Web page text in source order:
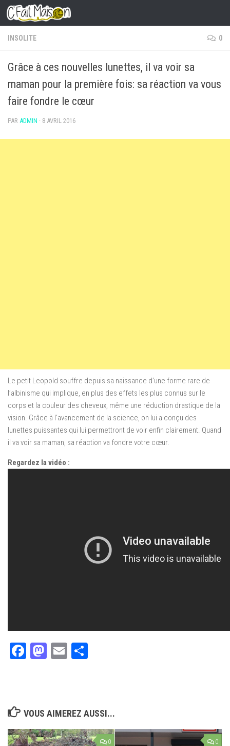
Skip to content
INSOLITE 0
Grâce à ces nouvelles lunettes, il va voir sa
maman pour la première fois: sa réaction va vous
faire fondre le cœur
PAR ADMIN · 8 AVRIL 2016
Le petit Leopold souffre depuis sa naissance d’une forme rare de
l’albinisme qui implique, en plus des effets les plus connus sur le
corps et la couleur des cheveux, même une réduction drastique de la
vision. Grâce à l’avancement de la science, on lui a conçu des
lunettes puissantes qui lui permettront de voir enfin clairement. Quand
il va voir sa maman, sa réaction va fondre votre cœur.
Regardez la vidéo :
Facebook
Mastodon
Email
VOUS AIMEREZ AUSSI...
0 0